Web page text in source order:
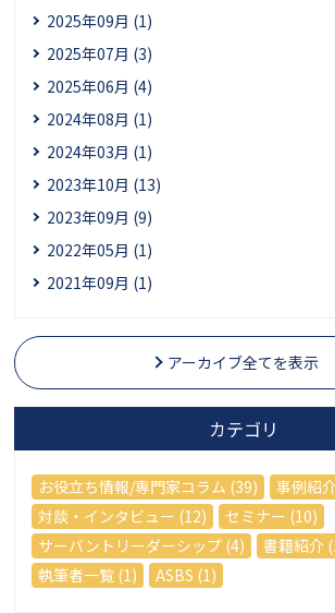
2025年09月 (1)
2025年07月 (3)
2025年06月 (4)
2024年08月 (1)
2024年03月 (1)
2023年10月 (13)
2023年09月 (9)
2022年05月 (1)
2021年09月 (1)
アーカイブ全てを表示
カテゴリ
お役立ち情報/専門家コラム (39)
事例紹
対談・インタビュー (12)
セミナー (10)
サーバントリーダーシップ (4)
書籍紹介
執筆者一覧 (1)
ASBS (1)